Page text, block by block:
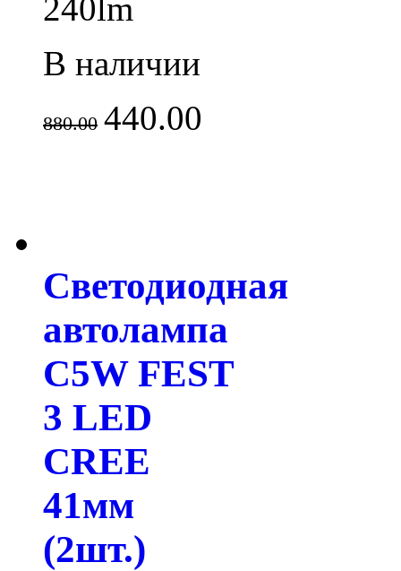
240lm
В наличии
880.00 440.00
Светодиодная
автолампа
C5W FEST
3 LED
СREE
41мм
(2шт.)